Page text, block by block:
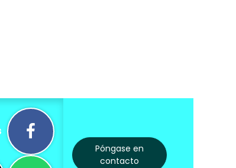
Póngase en
contacto